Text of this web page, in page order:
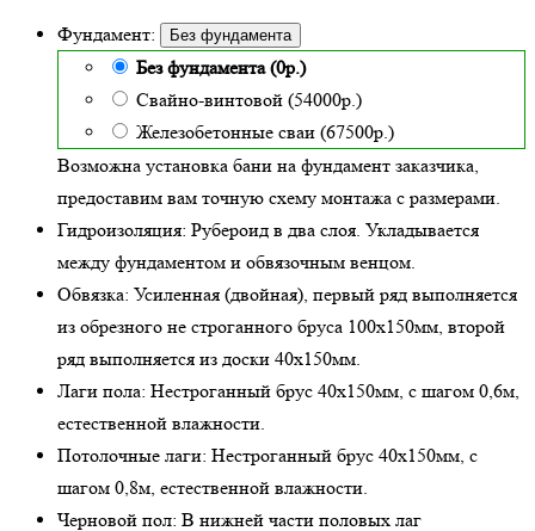
Фундамент: Без фундамента
Без фундамента (0р.)
Свайно-винтовой (54000р.)
Железобетонные сваи (67500р.)
Возможна установка бани на фундамент заказчика,
предоставим вам точную схему монтажа с размерами.
Гидроизоляция: Рубероид в два слоя. Укладывается
между фундаментом и обвязочным венцом.
Обвязка: Усиленная (двойная), первый ряд выполняется
из обрезного не строганного бруса 100х150мм, второй
ряд выполняется из доски 40х150мм.
Лаги пола: Нестроганный брус 40х150мм, с шагом 0,6м,
естественной влажности.
Потолочные лаги: Нестроганный брус 40х150мм, с
шагом 0,8м, естественной влажности.
Черновой пол: В нижней части половых лаг